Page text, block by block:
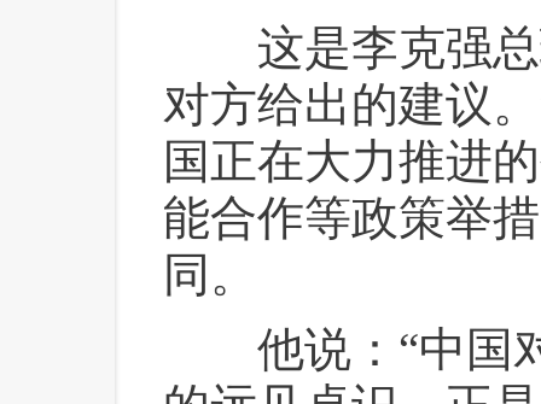
这是李克强总
对方给出的建议
国正在大力推进
能合作等政策举
同。
他说：“中国